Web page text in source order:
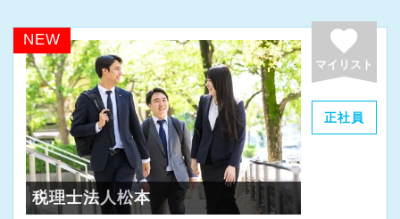
NEW favorite
マイリスト
正社員
税理士法人松本